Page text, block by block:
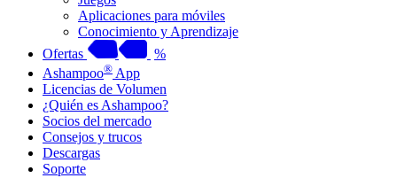
Aplicaciones para móviles
Conocimiento y Aprendizaje
Ofertas
%
Ashampoo® App
Licencias de Volumen
¿Quién es Ashampoo?
Socios del mercado
Consejos y trucos
Descargas
Soporte